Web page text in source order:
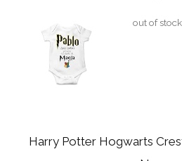
out of stock
Harry Potter Hogwarts